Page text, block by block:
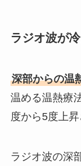
ラジオ波が
深部からの温
温める温熱療
度から5度上昇
ラジオ波の深